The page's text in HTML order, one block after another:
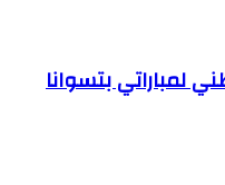
لمباراتي بتسوانا